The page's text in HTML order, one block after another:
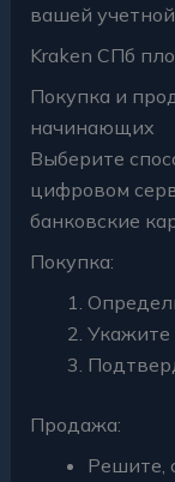
вашей
Kraken СПб
Покупка и
начинающих
Выберите
цифровом
банковские
Покупка:
Укажите
Продажа:
Решите,